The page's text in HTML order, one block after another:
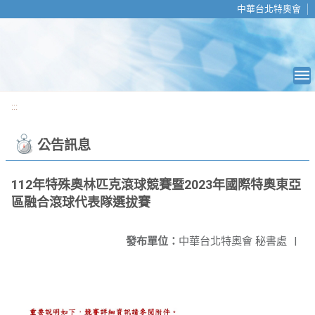
中華台北特奧會
:::
公告訊息
112年特殊奧林匹克滾球競賽暨2023年國際特奧東亞
區融合滾球代表隊選拔賽
發布單位： 中華台北特奧會 秘書處 |